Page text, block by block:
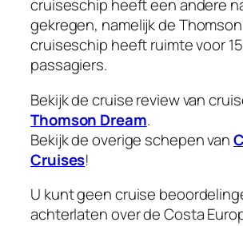
cruiseschip heeft een andere
gekregen, namelijk de
cruiseschip heeft ruimte voor
passagiers.
Bekijk de cruise review van
Thomson Dream.
Bekijk de overige schepen van
Cruises!
U kunt geen cruise
achterlaten over de Costa